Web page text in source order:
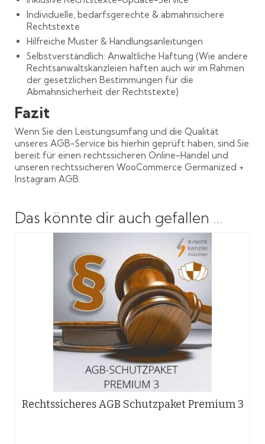
Individuelle, bedarfsgerechte & abmahnsichere
Rechtstexte
Hilfreiche Muster & Handlungsanleitungen
Selbstverständlich: Anwaltliche Haftung (Wie andere
Rechtsanwaltskanzleien haften auch wir im Rahmen
der gesetzlichen Bestimmungen für die
Abmahnsicherheit der Rechtstexte)
Fazit
Wenn Sie den Leistungsumfang und die Qualität
unseres AGB-Service bis hierhin geprüft haben, sind Sie
bereit für einen rechtssicheren Online-Handel und
unseren rechtssicheren WooCommerce Germanized +
Instagram AGB.
Das könnte dir auch gefallen …
Rechtssicheres AGB Schutzpaket Premium 3